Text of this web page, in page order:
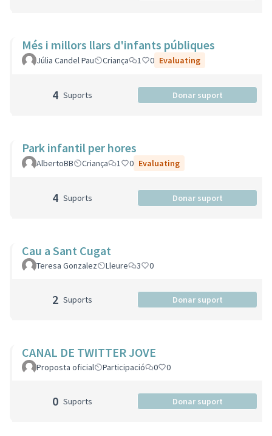
Més i millors llars d'infants públiques
Júlia Candel Pau Criança 1 0 Evaluating
4 Suports Donar suport
Park infantil per hores
AlbertoBB Criança 1 0 Evaluating
4 Suports Donar suport
Cau a Sant Cugat
Teresa Gonzalez Lleure 3 0
2 Suports Donar suport
CANAL DE TWITTER JOVE
Proposta oficial Participació 0 0
0 Suports Donar suport